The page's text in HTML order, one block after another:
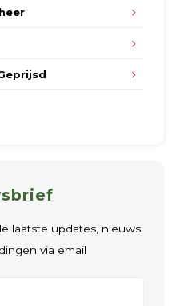
laatste updates, nieuws
via email